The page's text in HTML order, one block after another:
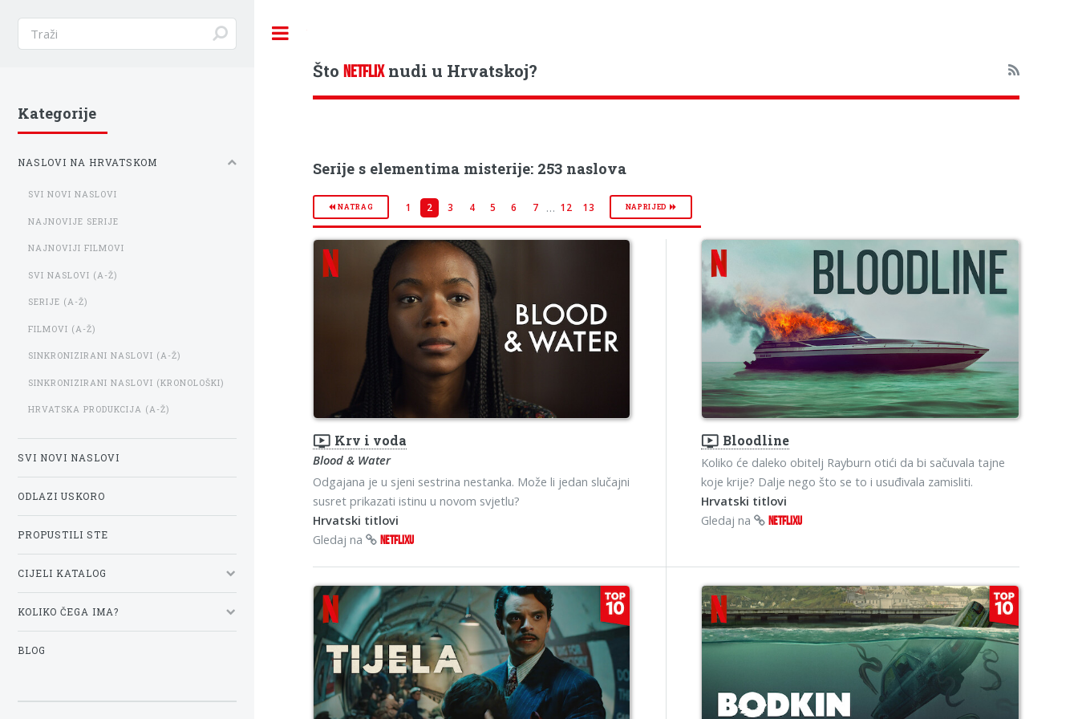
ŠtoNETFLIXnudi u Hrvatskoj?
Serije s elementima misterije: 253 naslova
NATRAG 1 2 3 4 5 6 7 … 12 13 NAPRIJED
ondemand_video Krv i voda
Blood & Water
Odgajana je u sjeni sestrina nestanka. Može li jedan slučajni
susret prikazati istinu u novom svjetlu?
Hrvatski titlovi
Gledaj na
NETFLIXU
ondemand_video Bloodline
Koliko će daleko obitelj Rayburn otići da bi sačuvala tajne
koje krije? Dalje nego što se to i usuđivala zamisliti.
Hrvatski titlovi
Gledaj na
NETFLIXU
Kategorije
NASLOVI NA HRVATSKOM
SVI NOVI NASLOVI
NAJNOVIJE SERIJE
NAJNOVIJI FILMOVI
SVI NASLOVI (A-Ž)
SERIJE (A-Ž)
FILMOVI (A-Ž)
SINKRONIZIRANI NASLOVI (A-Ž)
SINKRONIZIRANI NASLOVI (KRONOLOŠKI)
HRVATSKA PRODUKCIJA (A-Ž)
SVI NOVI NASLOVI
ODLAZI USKORO
PROPUSTILI STE
CIJELI KATALOG
KOLIKO ČEGA IMA?
BLOG
Toggle